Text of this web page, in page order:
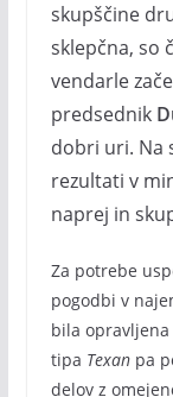
skupščine
sklepčna, so
vendarle
predsednik
dobri uri. Na
rezultati v
naprej in
Za potrebe
pogodbi v
bila
tipa Texanpa
delov z